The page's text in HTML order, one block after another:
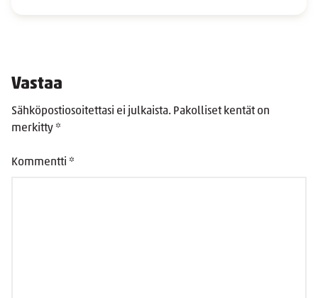
Vastaa
Sähköpostiosoitettasi ei julkaista. Pakolliset kentät on
merkitty *
Kommentti *